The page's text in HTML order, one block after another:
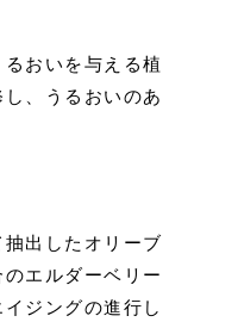
おいを与える植
、うるおいのあ
出したオリーブ
エルダーベリー
ジングの進行し